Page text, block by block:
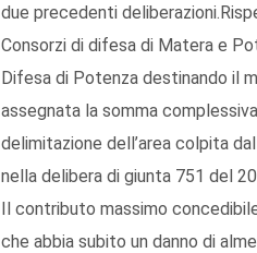
due precedenti
Consorzi di difesa di Matera e
Difesa di Potenza destinando il
assegnata la somma
delimitazione dell’area colpita
nella delibera di giunta 751 del
Il contributo massimo
che abbia subito un danno di